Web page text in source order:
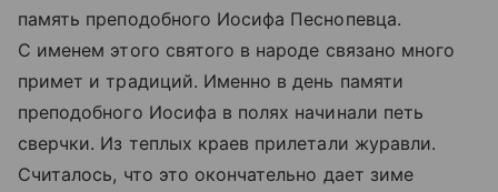
память преподобного Иосифа Песнопевца.
С именем этого святого в народе связано много
примет и традиций. Именно в день памяти
преподобного Иосифа в полях начинали петь
сверчки. Из теплых краев прилетали журавли.
Считалось, что это окончательно дает зиме